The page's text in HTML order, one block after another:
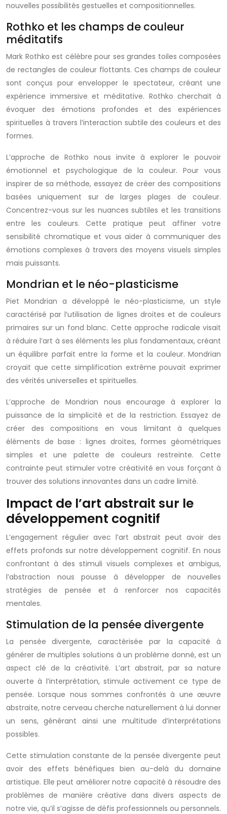
nouvelles possibilités gestuelles et compositionnelles.
Rothko et les champs de couleur
méditatifs
Mark Rothko est célèbre pour ses grandes toiles composées
de rectangles de couleur flottants. Ces champs de couleur
sont conçus pour envelopper le spectateur, créant une
expérience immersive et méditative. Rothko cherchait à
évoquer des émotions profondes et des expériences
spirituelles à travers l’interaction subtile des couleurs et des
formes.
L’approche de Rothko nous invite à explorer le pouvoir
émotionnel et psychologique de la couleur. Pour vous
inspirer de sa méthode, essayez de créer des compositions
basées uniquement sur de larges plages de couleur.
Concentrez-vous sur les nuances subtiles et les transitions
entre les couleurs. Cette pratique peut affiner votre
sensibilité chromatique et vous aider à communiquer des
émotions complexes à travers des moyens visuels simples
mais puissants.
Mondrian et le néo-plasticisme
Piet Mondrian a développé le néo-plasticisme, un style
caractérisé par l’utilisation de lignes droites et de couleurs
primaires sur un fond blanc. Cette approche radicale visait
à réduire l’art à ses éléments les plus fondamentaux, créant
un équilibre parfait entre la forme et la couleur. Mondrian
croyait que cette simplification extrême pouvait exprimer
des vérités universelles et spirituelles.
L’approche de Mondrian nous encourage à explorer la
puissance de la simplicité et de la restriction. Essayez de
créer des compositions en vous limitant à quelques
éléments de base : lignes droites, formes géométriques
simples et une palette de couleurs restreinte. Cette
contrainte peut stimuler votre créativité en vous forçant à
trouver des solutions innovantes dans un cadre limité.
Impact de l’art abstrait sur le
développement cognitif
L’engagement régulier avec l’art abstrait peut avoir des
effets profonds sur notre développement cognitif. En nous
confrontant à des stimuli visuels complexes et ambigus,
l’abstraction nous pousse à développer de nouvelles
stratégies de pensée et à renforcer nos capacités
mentales.
Stimulation de la pensée divergente
La pensée divergente, caractérisée par la capacité à
générer de multiples solutions à un problème donné, est un
aspect clé de la créativité. L’art abstrait, par sa nature
ouverte à l’interprétation, stimule activement ce type de
pensée. Lorsque nous sommes confrontés à une œuvre
abstraite, notre cerveau cherche naturellement à lui donner
un sens, générant ainsi une multitude d’interprétations
possibles.
Cette stimulation constante de la pensée divergente peut
avoir des effets bénéfiques bien au-delà du domaine
artistique. Elle peut améliorer notre capacité à résoudre des
problèmes de manière créative dans divers aspects de
notre vie, qu’il s’agisse de défis professionnels ou personnels.